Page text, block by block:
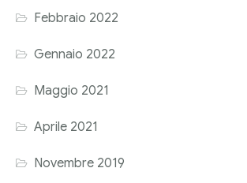
Corriere tributario
Editore Euroconference
Il Giornale del Revisore
Forum Fiscale
Articoli
Febbraio 2022
Gennaio 2022
Maggio 2021
Aprile 2021
Novembre 2019